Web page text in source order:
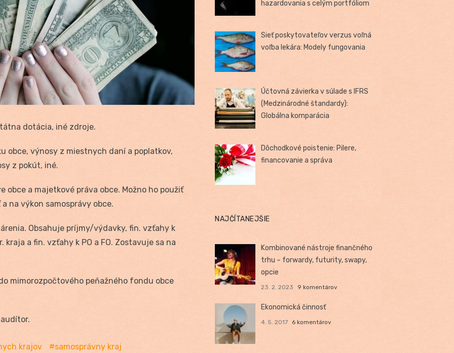
dotácia, iné zdroje.
obce, výnosy z miestnych daní a poplatkov,
z pokút, iné.
obce a majetkové práva obce. Možno ho použiť
na výkon samosprávy obce.
Obsahuje príjmy/výdavky, fin. vzťahy k
a fin. vzťahy k PO a FO. Zostavuje sa na
mimorozpočtového peňažného fondu obce
krajov samosprávny kraj
hazardovania s celým portfóliom
Sieť poskytovateľov verzus voľná
voľba lekára: Modely fungovania
Účtovná závierka v súlade s IFRS
(Medzinárodné štandardy):
Globálna komparácia
Dôchodkové poistenie: Pilere,
financovanie a správa
NAJČÍTANEJŠIE
Kombinované nástroje finančného
trhu – forwardy, futurity, swapy,
opcie
23. 2. 2023 9 komentárov
Ekonomická činnosť
4. 5. 2017 6 komentárov